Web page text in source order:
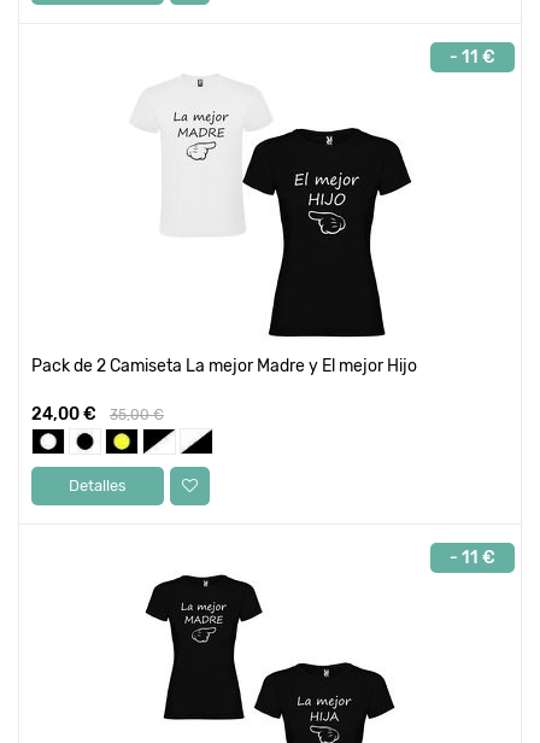
Pack de 2 Camiseta La mejor Madre y El mejor Hijo
24,00 € 35,00 €
Detalles
- 11 €
- 11 €